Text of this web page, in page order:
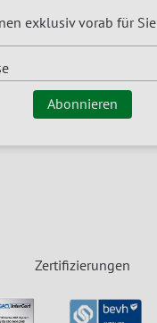
exklusiv vorab für Sie
Abonnieren
Zertifizierungen